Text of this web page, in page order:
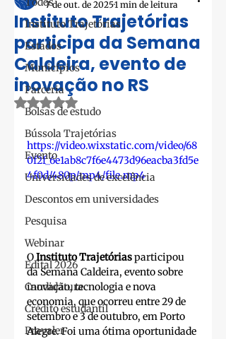
Instituto Trajetórias
Estados
Municípios
Parceria
Bolsas de estudo
Bússola Trajetórias
Evento
Universidades de excelência
Descontos em universidades
Pesquisa
Webinar
Edital 2026
Candidatura
Crédito estudantil
Pravaler
Instituto Trajetórias
participa da Semana
Caldeira, evento de
inovação no RS
7 de out. de 20251 min de leitura
Avaliado com NaN de 5 estrelas.
https://video.wixstatic.com/video/68
0f2f_6e1ab8c7f6e4473d96eacba3fd5e
4f0d/480p/mp4/file.mp4
O Instituto Trajetórias participou
da Semana Caldeira, evento sobre
inovação, tecnologia e nova
economia, que ocorreu entre 29 de
setembro e 3 de outubro, em Porto
Alegre. Foi uma ótima oportunidade